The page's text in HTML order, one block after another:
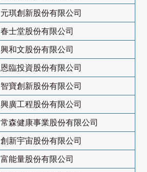
元琪創新股份有限公司
春士堂股份有限公司
興和文股份有限公司
恩臨投資股份有限公司
智寶創新股份有限公司
興廣工程股份有限公司
常森健康事業股份有限公司
創新宇宙股份有限公司
富能量股份有限公司